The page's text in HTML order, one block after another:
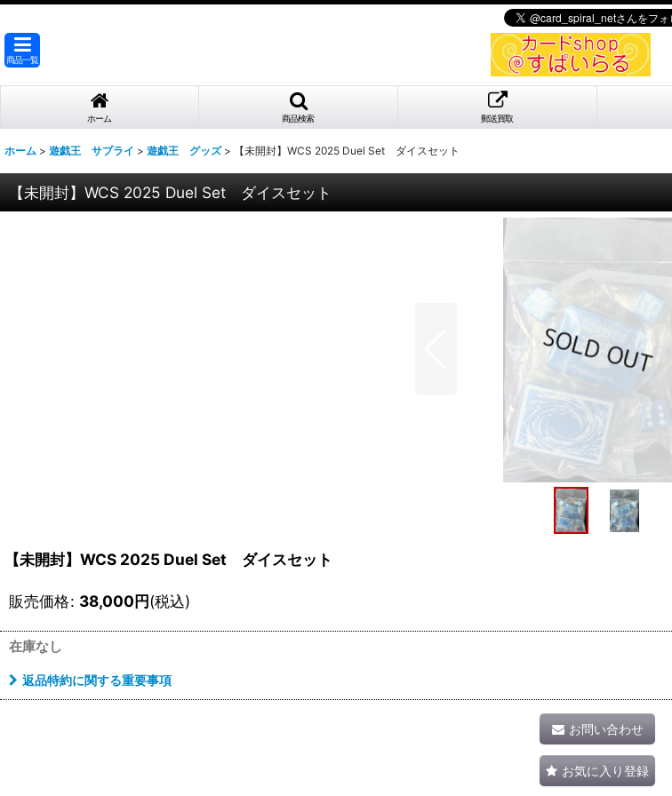
商品一覧
ホーム 商品検索 郵送買取
ホーム > 遊戯王 サプライ > 遊戯王 グッズ > 【未開封】WCS 2025 Duel Set ダイスセット
【未開封】WCS 2025 Duel Set ダイスセット
【未開封】WCS 2025 Duel Set ダイスセット
販売価格: 38,000円(税込)
在庫なし
返品特約に関する重要事項
お問い合わせ
お気に入り登録